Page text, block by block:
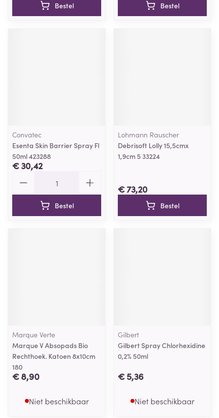
Bestel Bestel
Convatec
Esenta Skin Barrier Spray Fl
50ml 423288
€ 30,42
Bestel
Lohmann Rauscher
Debrisoft Lolly 15,5cmx
1,9cm 5 33224
€ 73,20
Bestel
Marque Verte
Marque V Absopads Bio
Rechthoek. Katoen 8x10cm
180
€ 8,90
Niet beschikbaar
Gilbert
Gilbert Spray Chlorhexidine
0,2% 50ml
€ 5,36
Niet beschikbaar